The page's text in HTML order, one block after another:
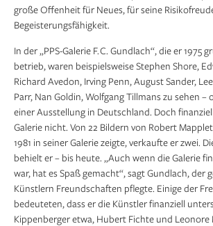
große Offenheit für Neues, für seine
Begeisterungsfähigkeit.
In der „PPS-Galerie F. C. Gundlach“, die er 1975
betrieb, waren beispielsweise Stephen Shore,
Richard Avedon, Irving Penn, August Sander,
Parr, Nan Goldin, Wolfgang Tillmans zu sehen –
einer Ausstellung in Deutschland. Doch
Galerie nicht. Von 22 Bildern von Robert
1981 in seiner Galerie zeigte, verkaufte er zwei.
behielt er – bis heute. „Auch wenn die Galerie
war, hat es Spaß gemacht“, sagt Gundlach, der
Künstlern Freundschaften pflegte. Einige der
bedeuteten, dass er die Künstler finanziell
Kippenberger etwa, Hubert Fichte und Leonore